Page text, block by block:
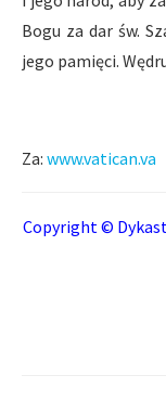
Bogu za dar św.
jego pamięci.
Za: www.vatican.va
Copyright ©